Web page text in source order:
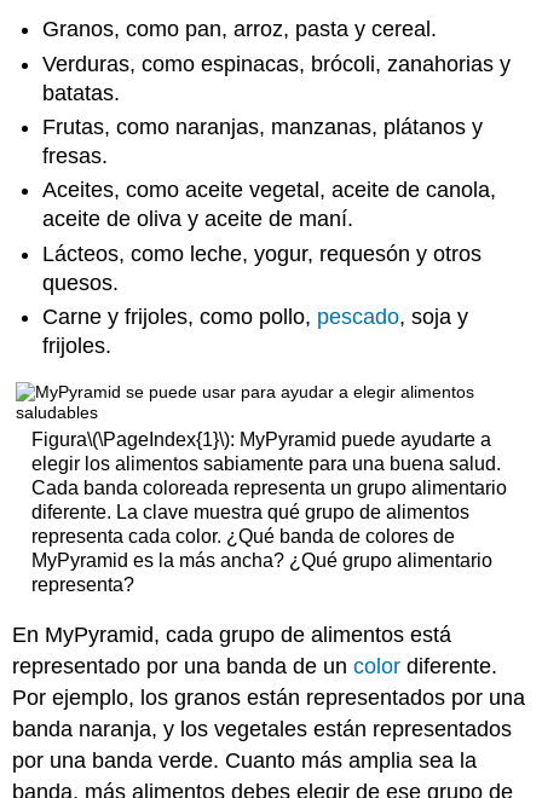
Granos, como pan, arroz, pasta y cereal.
Verduras, como espinacas, brócoli, zanahorias y
batatas.
Frutas, como naranjas, manzanas, plátanos y
fresas.
Aceites, como aceite vegetal, aceite de canola,
aceite de oliva y aceite de maní.
Lácteos, como leche, yogur, requesón y otros
quesos.
Carne y frijoles, como pollo, pescado, soja y
frijoles.
Figura\(\PageIndex{1}\): MyPyramid puede ayudarte a
elegir los alimentos sabiamente para una buena salud.
Cada banda coloreada representa un grupo alimentario
diferente. La clave muestra qué grupo de alimentos
representa cada color. ¿Qué banda de colores de
MyPyramid es la más ancha? ¿Qué grupo alimentario
representa?
En MyPyramid, cada grupo de alimentos está
representado por una banda de uncolor diferente.
Por ejemplo, los granos están representados por una
banda naranja, y los vegetales están representados
por una banda verde. Cuanto más amplia sea la
banda, más alimentos debes elegir de ese grupo de